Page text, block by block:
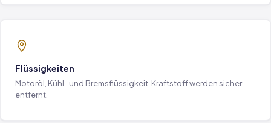
Flüssigkeiten
Motoröl, Kühl- und Bremsflüssigkeit, Kraftstoff werden sicher
entfernt.